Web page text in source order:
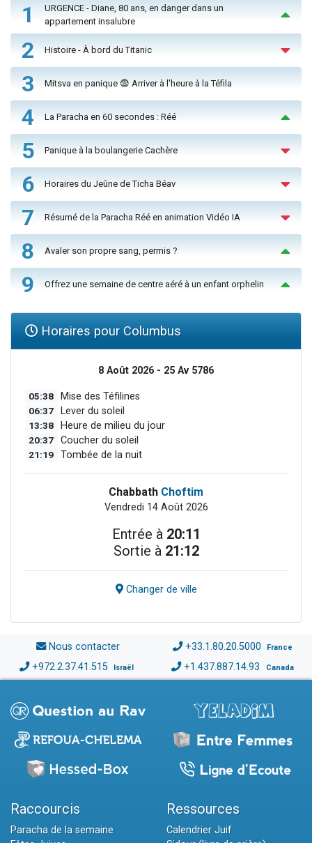
1
URGENCE - Diane, 80 ans, en danger dans un
appartement insalubre
2 Histoire - À bord du Titanic
3 Mitsva en panique 😨 Arriver à l'heure à la Téfila
4 La Paracha en 60 secondes : Réé
5 Panique à la boulangerie Cachère
6 Horaires du Jeûne de Ticha Béav
7 Résumé de la Paracha Réé en animation Vidéo IA
8 Avaler son propre sang, permis ?
9 Offrez une semaine de centre aéré à un enfant orphelin
Horaires pour Columbus
8 Août 2026 - 25 Av 5786
05:38 Mise des Téfilines
06:37 Lever du soleil
13:38 Heure de milieu du jour
20:37 Coucher du soleil
21:19 Tombée de la nuit
Chabbath Choftim
Vendredi 14 Août 2026
Entrée à 20:11
Sortie à 21:12
Changer de ville
Nous contacter +33.1.80.20.5000 France
+972.2.37.41.515 Israël +1.437.887.14.93 Canada
Raccourcis
Paracha de la semaine
Ressources
Calendrier Juif